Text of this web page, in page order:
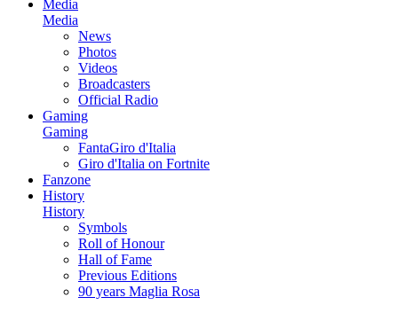
Media
Media
News
Photos
Videos
Broadcasters
Official Radio
Gaming
Gaming
FantaGiro d'Italia
Giro d'Italia on Fortnite
Fanzone
History
History
Symbols
Roll of Honour
Hall of Fame
Previous Editions
90 years Maglia Rosa